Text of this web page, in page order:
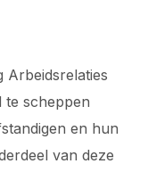
Arbeidsrelaties
te scheppen
en hun
van deze